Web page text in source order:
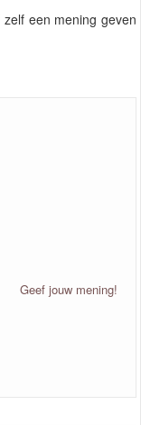
een mening geven
Geef jouw mening!